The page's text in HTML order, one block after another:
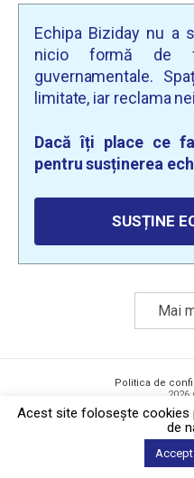
Echipa Biziday nu a
nicio formă de
guvernamentale.
limitate, iar reclama
Dacă îți place ce
pentru susținerea
SUSȚINE
Mai
Politica de
2026
Acest site foloseşte cookies
de
Accept